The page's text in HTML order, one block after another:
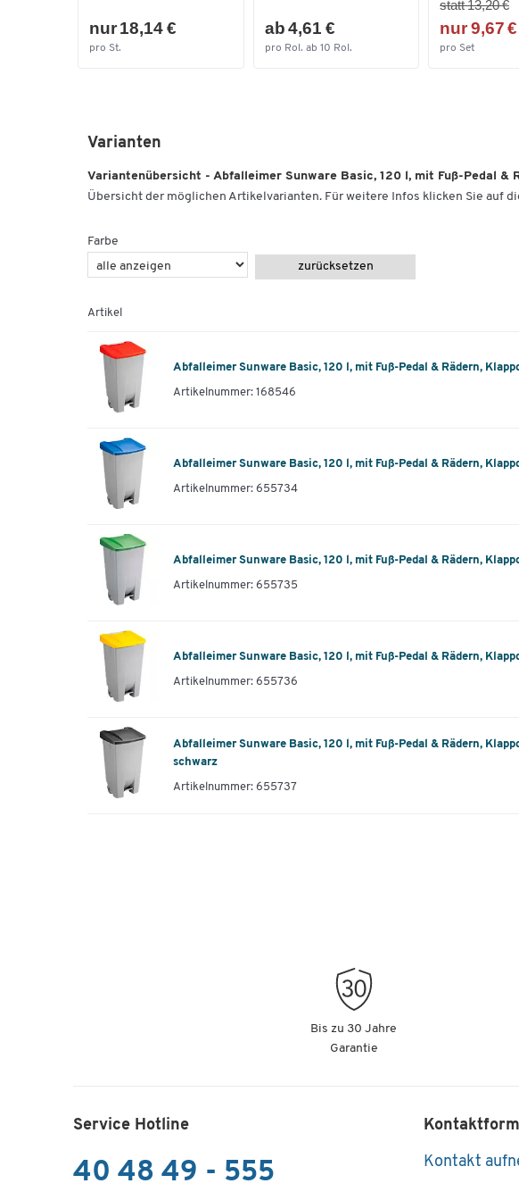
nur 18,14 €
pro St.
ab 4,61 €
pro Rol. ab 10 Rol.
statt 13,20 €
nur 9,67 €
pro Set
Varianten
Variantenübersicht - Abfalleimer Sunware Basic, 120 l, mit Fuß-Pedal &
Übersicht der möglichen Artikelvarianten. Für weitere Infos klicken Sie auf
Farbe
zurücksetzen
Artikel
Abfalleimer Sunware Basic, 120 l, mit Fuß-Pedal & Rädern,
Artikelnummer: 168546
Abfalleimer Sunware Basic, 120 l, mit Fuß-Pedal & Rädern,
Artikelnummer: 655734
Abfalleimer Sunware Basic, 120 l, mit Fuß-Pedal & Rädern,
Artikelnummer: 655735
Abfalleimer Sunware Basic, 120 l, mit Fuß-Pedal & Rädern,
Artikelnummer: 655736
Abfalleimer Sunware Basic, 120 l, mit Fuß-Pedal & Rädern,
schwarz
Artikelnummer: 655737
Bis zu 30 Jahre
Garantie
Service Hotline
40 48 49 - 555 Kontakt